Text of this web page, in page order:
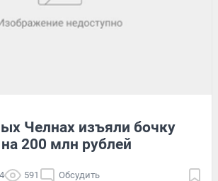
Челнах изъяли бочку
200 млн рублей
591 Обсудить